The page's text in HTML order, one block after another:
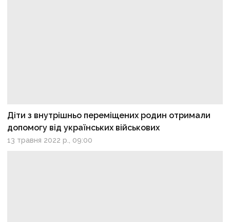
Діти з внутрішньо переміщених родин отримали
допомогу від українських військових
13 травня 2022 р., 09:00